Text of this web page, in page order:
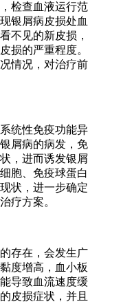
检查血液运行范
银屑病皮损处血
不见的新皮损，
损的严重程度。
情况，对治疗前
统性免疫功能异
屑病的病发，免
，进而诱发银屑
胞、免疫球蛋白
状，进一步确定
疗方案。
存在，会发生广
度增高，血小板
导致血流速度缓
皮损症状，并且